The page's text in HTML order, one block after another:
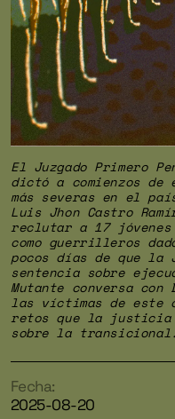
El Juzgado Primero
dictó a comienzos de
más severas en el
Luis Jhon Castro
reclutar a 17
como guerrilleros
pocos días de que la
sentencia sobre
Mutante conversa con
las víctimas de este
retos que la justicia
sobre la transicional.
Fecha:
2025-08-20